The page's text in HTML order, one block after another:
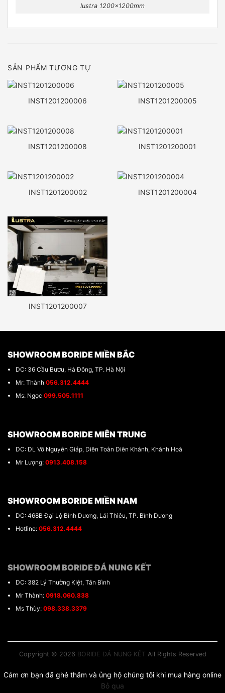
lustra 1200x1200mm
SẢN PHẨM TƯƠNG TỰ
INST1201200006 INST1201200005
INST1201200008 INST1201200001
INST1201200002 INST1201200004
INST1201200007
SHOWROOM BORIDE MIỀN BẮC
DC: 36 Cầu Bươu, Hà Đông, TP. Hà Nội
Mr: Thành 056.312.4444
Ms: Ngọc 099.505.1111
SHOWROOM BORIDE MIÊN TRUNG
DC: DL Võ Nguyên Giáp, Diên Toàn Diên Khánh, Khánh Hoà
Mr Lượng: 0913.408.158
SHOWROOM BORIDE MIỀN NAM
DC: 468B Đại Lộ Bình Dương, Lái Thiêu, TP. Bình Dương
Hotline: 056.312.4444
SHOWROOM BORIDE ĐÁ NUNG KẾT
DC: 382 Lý Thường KIệt, Tân Bình
Mr Thành: 0918.060.838
Ms Thùy: 098.338.3379
Copyright © 2026 BORIDE ĐÁ NUNG KẾT All Rights Reserved
Cám ơn bạn đã ghé thăm và ủng hộ chúng tôi khi mua hàng online
Bỏ qua